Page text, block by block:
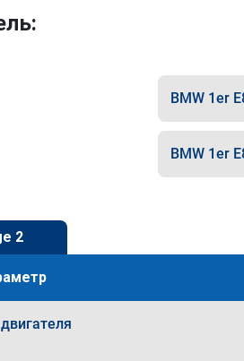
BMW 1er
BMW 1er
2